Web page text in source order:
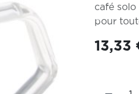
café solo
pour
13,33